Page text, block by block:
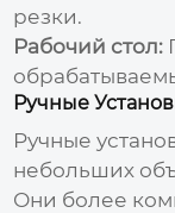
резки.
Рабочий стол:
Ручные
Ручные
небольших
Они более